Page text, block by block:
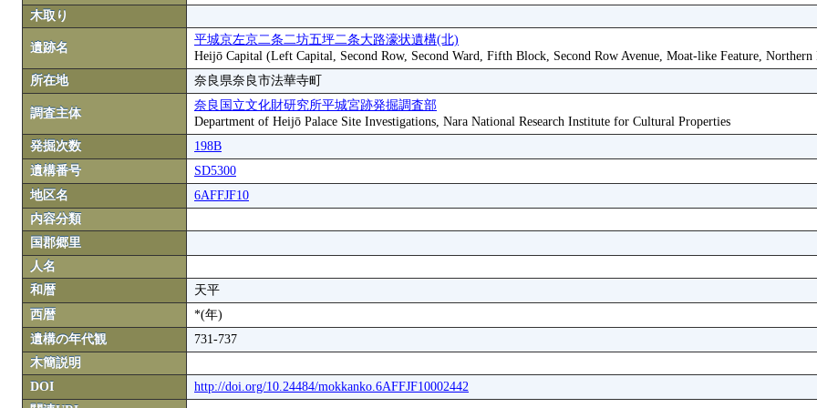
木取り
遺跡名
平城京左京二条二坊五坪二条大路濠状遺構(北)
Heijō Capital (Left Capital, Second Row, Second Ward, Fifth Block, Second Row Avenue, Moat-like Feature, Northern
所在地
奈良県奈良市法華寺町
調査主体
奈良国立文化財研究所平城宮跡発掘調査部
Department of Heijō Palace Site Investigations, Nara National Research Institute for Cultural Properties
発掘次数
198B
遺構番号
SD5300
地区名
6AFFJF10
内容分類
国郡郷里
人名
和暦
天平
西暦
*(年)
遺構の年代観
731-737
木簡説明
DOI
http://doi.org/10.24484/mokkanko.6AFFJF10002442